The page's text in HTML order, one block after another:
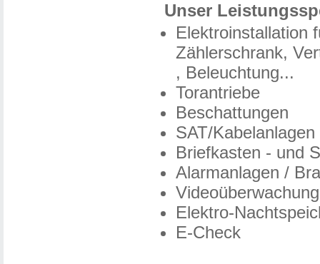
Unser
Elektroinstallation
Zählerschrank,
, Beleuchtung...
Torantriebe
Beschattungen
SAT/Kabelanlagen
Briefkasten - und
Alarmanlagen /
Videoüberwachung
Elektro-
E-Check